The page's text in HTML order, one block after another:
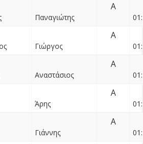
Παναγιώτης
Α
Γιώργος
Α
Αναστάσιος
Α
Άρης
Α
Γιάννης
Α